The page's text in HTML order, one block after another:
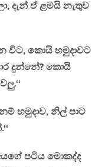
දැන් ඒ ළමයි නැතුව
විට, කොයි හමුදාවට
දුන්නේ? කොයි
හමුදාව, නිල් පාට
පටිය මොකද්ද